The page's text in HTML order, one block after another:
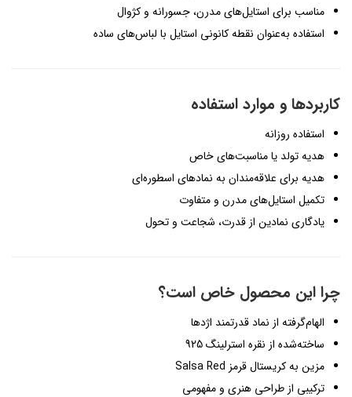
مناسب برای استایل‌های مدرن، جسورانه و کژوال
استفاده به‌عنوان نقطه کانونی استایل با لباس‌های ساده
کاربردها و موارد استفاده
استفاده روزانه
هدیه تولد یا مناسبت‌های خاص
هدیه برای علاقه‌مندان به نمادهای اسطوره‌ای
تکمیل استایل‌های مدرن و متفاوت
یادگاری نمادین از قدرت، شجاعت و تحول
چرا این محصول خاص است؟
الهام‌گرفته از نماد قدرتمند اژدها
ساخته‌شده از نقره استرلینگ 925
مزین به کریستال قرمز Salsa Red
ترکیبی از طراحی هنری و مفهومی